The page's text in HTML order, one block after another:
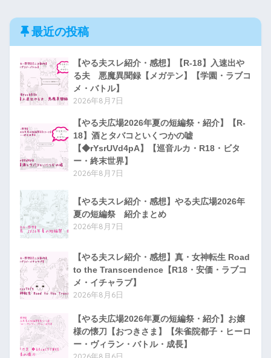
最近の投稿
【やる夫スレ紹介・感想】【R-18】入速出や
る夫 悪魔異聞録【メガテン】【学園・ラブコ
メ・バトル】
2026年8月7日
【やる夫広場2026年夏の短編祭・紹介】【R-
18】酒とタバコといくつかの嘘
【◆rYsrUVd4pA】【巡音ルカ・R18・ビタ
ー・終末世界】
2026年8月7日
【やる夫スレ紹介・感想】やる夫広場2026年
夏の短編祭 紹介まとめ
2026年8月7日
【やる夫スレ紹介・感想】真・女神転生 Road
to the Transcendence【R18・安価・ラブコ
メ・イチャラブ】
2026年8月6日
【やる夫広場2026年夏の短編祭・紹介】お嬢
様の懐刀【おつきさま】【朱雀院都子・ヒーロ
ー・ヴィラン・バトル・成長】
2026年8月6日